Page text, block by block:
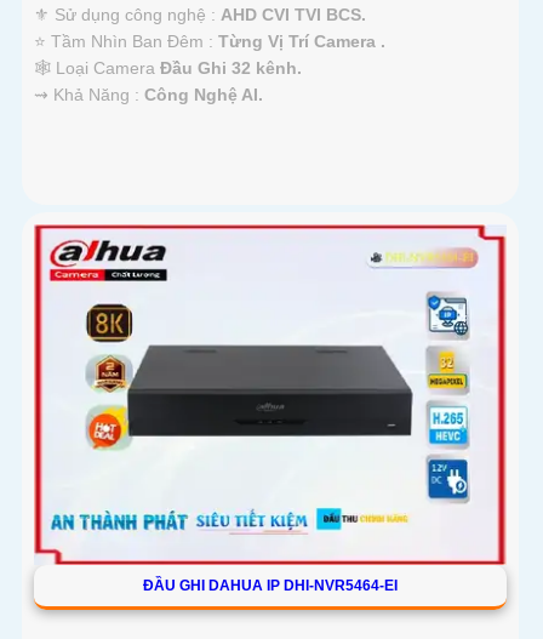
⚜️ Sử dụng công nghệ : AHD CVI TVI BCS.
⭐ Tầm Nhìn Ban Đêm : Từng Vị Trí Camera .
🕸️ Loại Camera Đầu Ghi 32 kênh.
️⇝ Khả Năng : Công Nghệ AI.
ĐẦU GHI DAHUA IP DHI-NVR5464-EI